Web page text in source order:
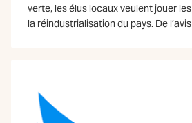
verte, les élus locaux veulent jouer
la réindustrialisation du pays. De